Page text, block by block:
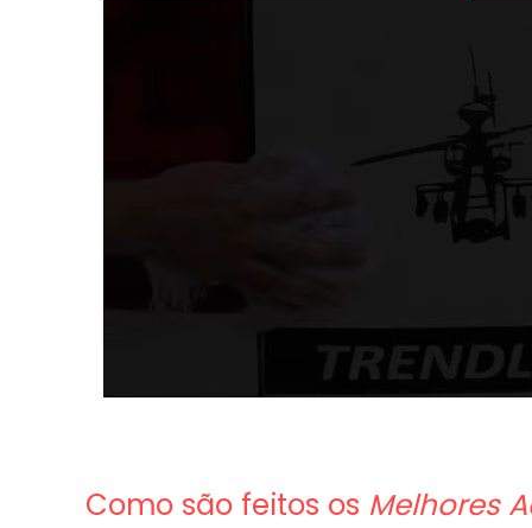
Como são feitos os Melhores